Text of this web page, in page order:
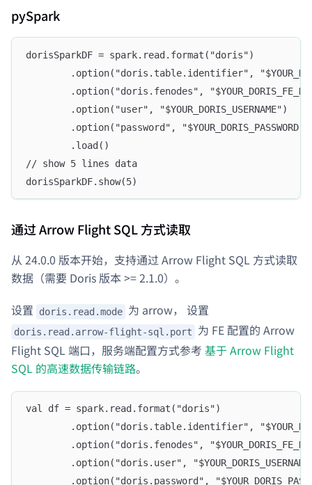
pySpark
dorisSparkDF = spark.read.format("doris")
.option("doris.table.identifier",
.option("doris.fenodes",
        .option("user", "$YOUR_DORIS_USERNAME")
        .option("password", "$YOUR_DORIS_PASSWORD")
        .load()
// show 5 lines data
dorisSparkDF.show(5)
通过 Arrow Flight SQL 方式读取
从 24.0.0 版本开始，支持通过 Arrow Flight SQL 方式读取
数据（需要 Doris 版本 >= 2.1.0）。
设置
doris.read.mode 为 arrow， 设置
doris.read.arrow-flight-sql.port
为 FE 配置的 Arrow
Flight SQL 端口，服务端配置方式参考 基于 Arrow Flight
SQL 的高速数据传输链路。
val df = spark.read.format("doris")
.option("doris.table.identifier",
.option("doris.fenodes",
.option("doris.user",
.option("doris.password",